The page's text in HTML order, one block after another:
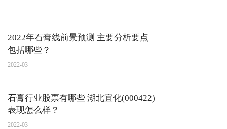
2022年石膏线前景预测 主要分析要点
包括哪些？
2022-03
石膏行业股票有哪些 湖北宜化(000422)
表现怎么样？
2022-03